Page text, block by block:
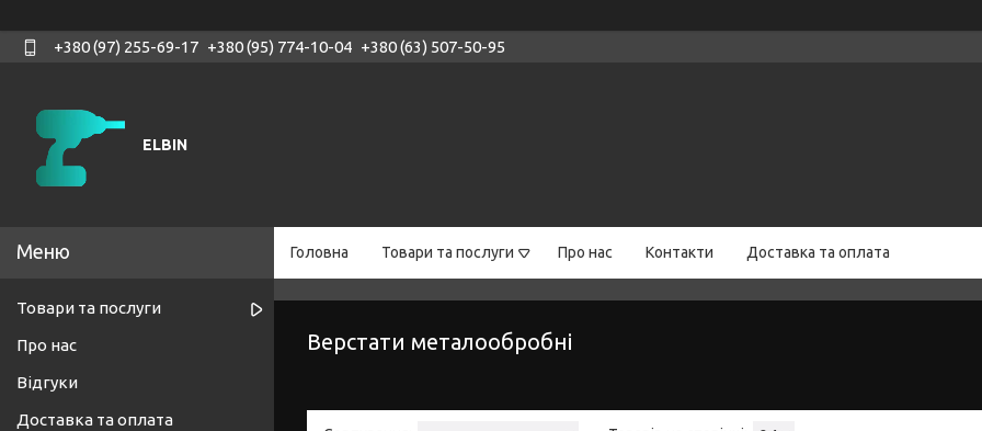
+380 (97) 255-69-17 +380 (95) 774-10-04 +380 (63) 507-50-95
ELBIN
Головна Товари та послуги Про нас Контакти Доставка та оплата
Верстати металообробні
Товари та послуги
Про нас
Відгуки
Доставка та оплата